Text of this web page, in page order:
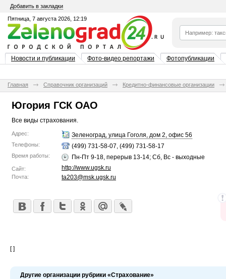
Добавить в закладки
Пятница, 7 августа 2026, 12:19
Новости и публикации Фото-видео репортажи Фотопубликации
Главная Справочник организаций Кредитно-финансовые организации
Югория ГСК ОАО
Все виды страхования.
Адрес: Зеленоград, улица Гоголя, дом 2, офис 56
Телефоны: (499) 731-58-07, (499) 731-58-17
Время работы: Пн-Пт 9-18, перерыв 13-14; Сб, Вс - выходные
Сайт: http://www.ugsk.ru
Почта: ta203@msk.ugsk.ru
[ ]
Другие организации рубрики «Страхование»